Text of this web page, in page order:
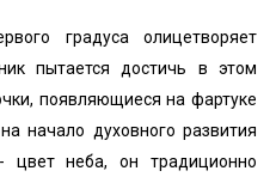
градуса олицетворяет
пытается достичь в этом
появляющиеся на фартуке
начало духовного развития
цвет неба, он традиционно